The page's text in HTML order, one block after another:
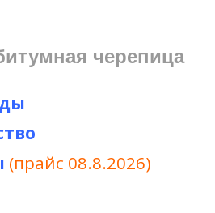
черепица
(прайс 08.8.2026)